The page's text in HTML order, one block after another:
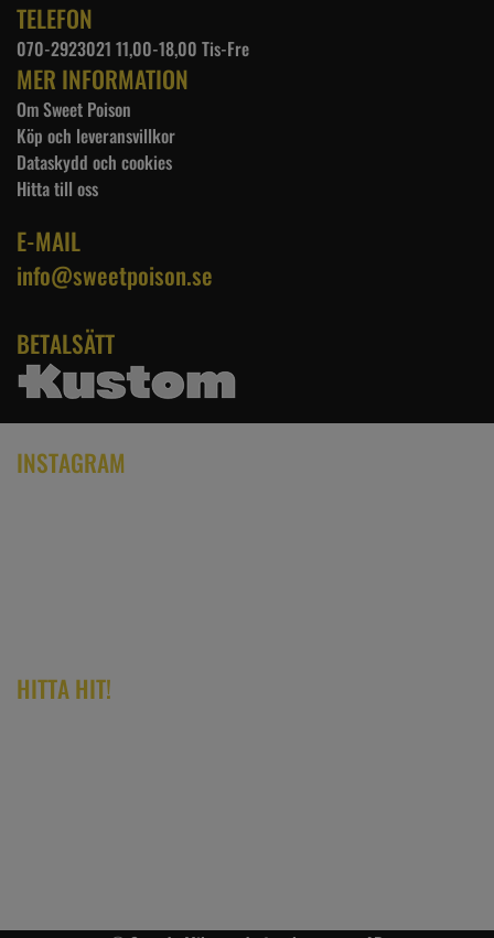
TELEFON
070-2923021 11,00-18,00 Tis-Fre
MER INFORMATION
Om Sweet Poison
Köp och leveransvillkor
Dataskydd och cookies
Hitta till oss
E-MAIL
info@sweetpoison.se
BETALSÄTT
INSTAGRAM
HITTA HIT!